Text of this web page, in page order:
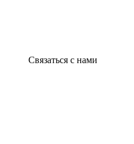
Связаться с нами